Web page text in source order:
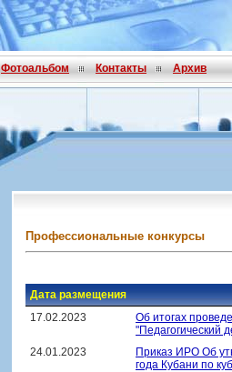
Фотоальбом Контакты Архив
Профессиональные конкурсы
Дата размещения
17.02.2023
Об итогах
"Педагогический
24.01.2023
Приказ ИРО Об
года Кубани по